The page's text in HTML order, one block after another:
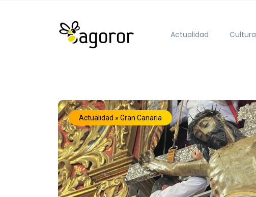
Actualidad Cultura
Actualidad » Gran Canaria